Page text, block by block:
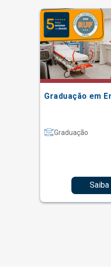
Graduação em
Graduação